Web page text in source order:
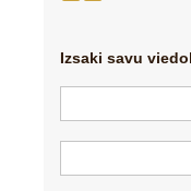
Izsaki savu